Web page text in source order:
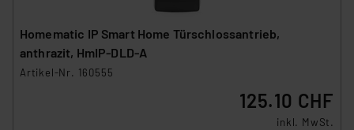
Homematic IP Smart Home Türschlossantrieb,
anthrazit, HmIP-DLD-A
Artikel-Nr. 160555
125.10 CHF
inkl. MwSt.